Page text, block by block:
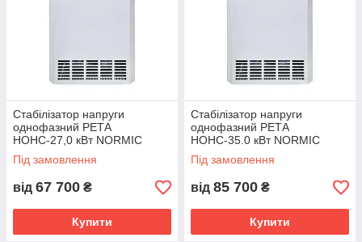
Стабілізатор напруги
однофазний РЕТА
НОНС-27,0 кВт NORMIC
(INFINEON) 125А
Під замовлення
від 67 700 ₴
Купити
Стабілізатор напруги
однофазний РЕТА
НОНС-35.0 кВт NORMIC
(INFINEON) Б/А
Під замовлення
від 85 700 ₴
Купити